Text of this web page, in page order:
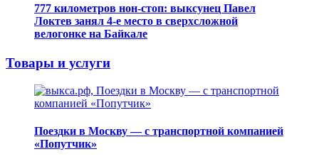
777 километров нон-стоп: выксунец Павел
Локтев занял 4-е место в сверхсложной
велогонке на Байкале
Товары и услуги
Поездки в Москву — с транспортной компанией
«Попутчик»